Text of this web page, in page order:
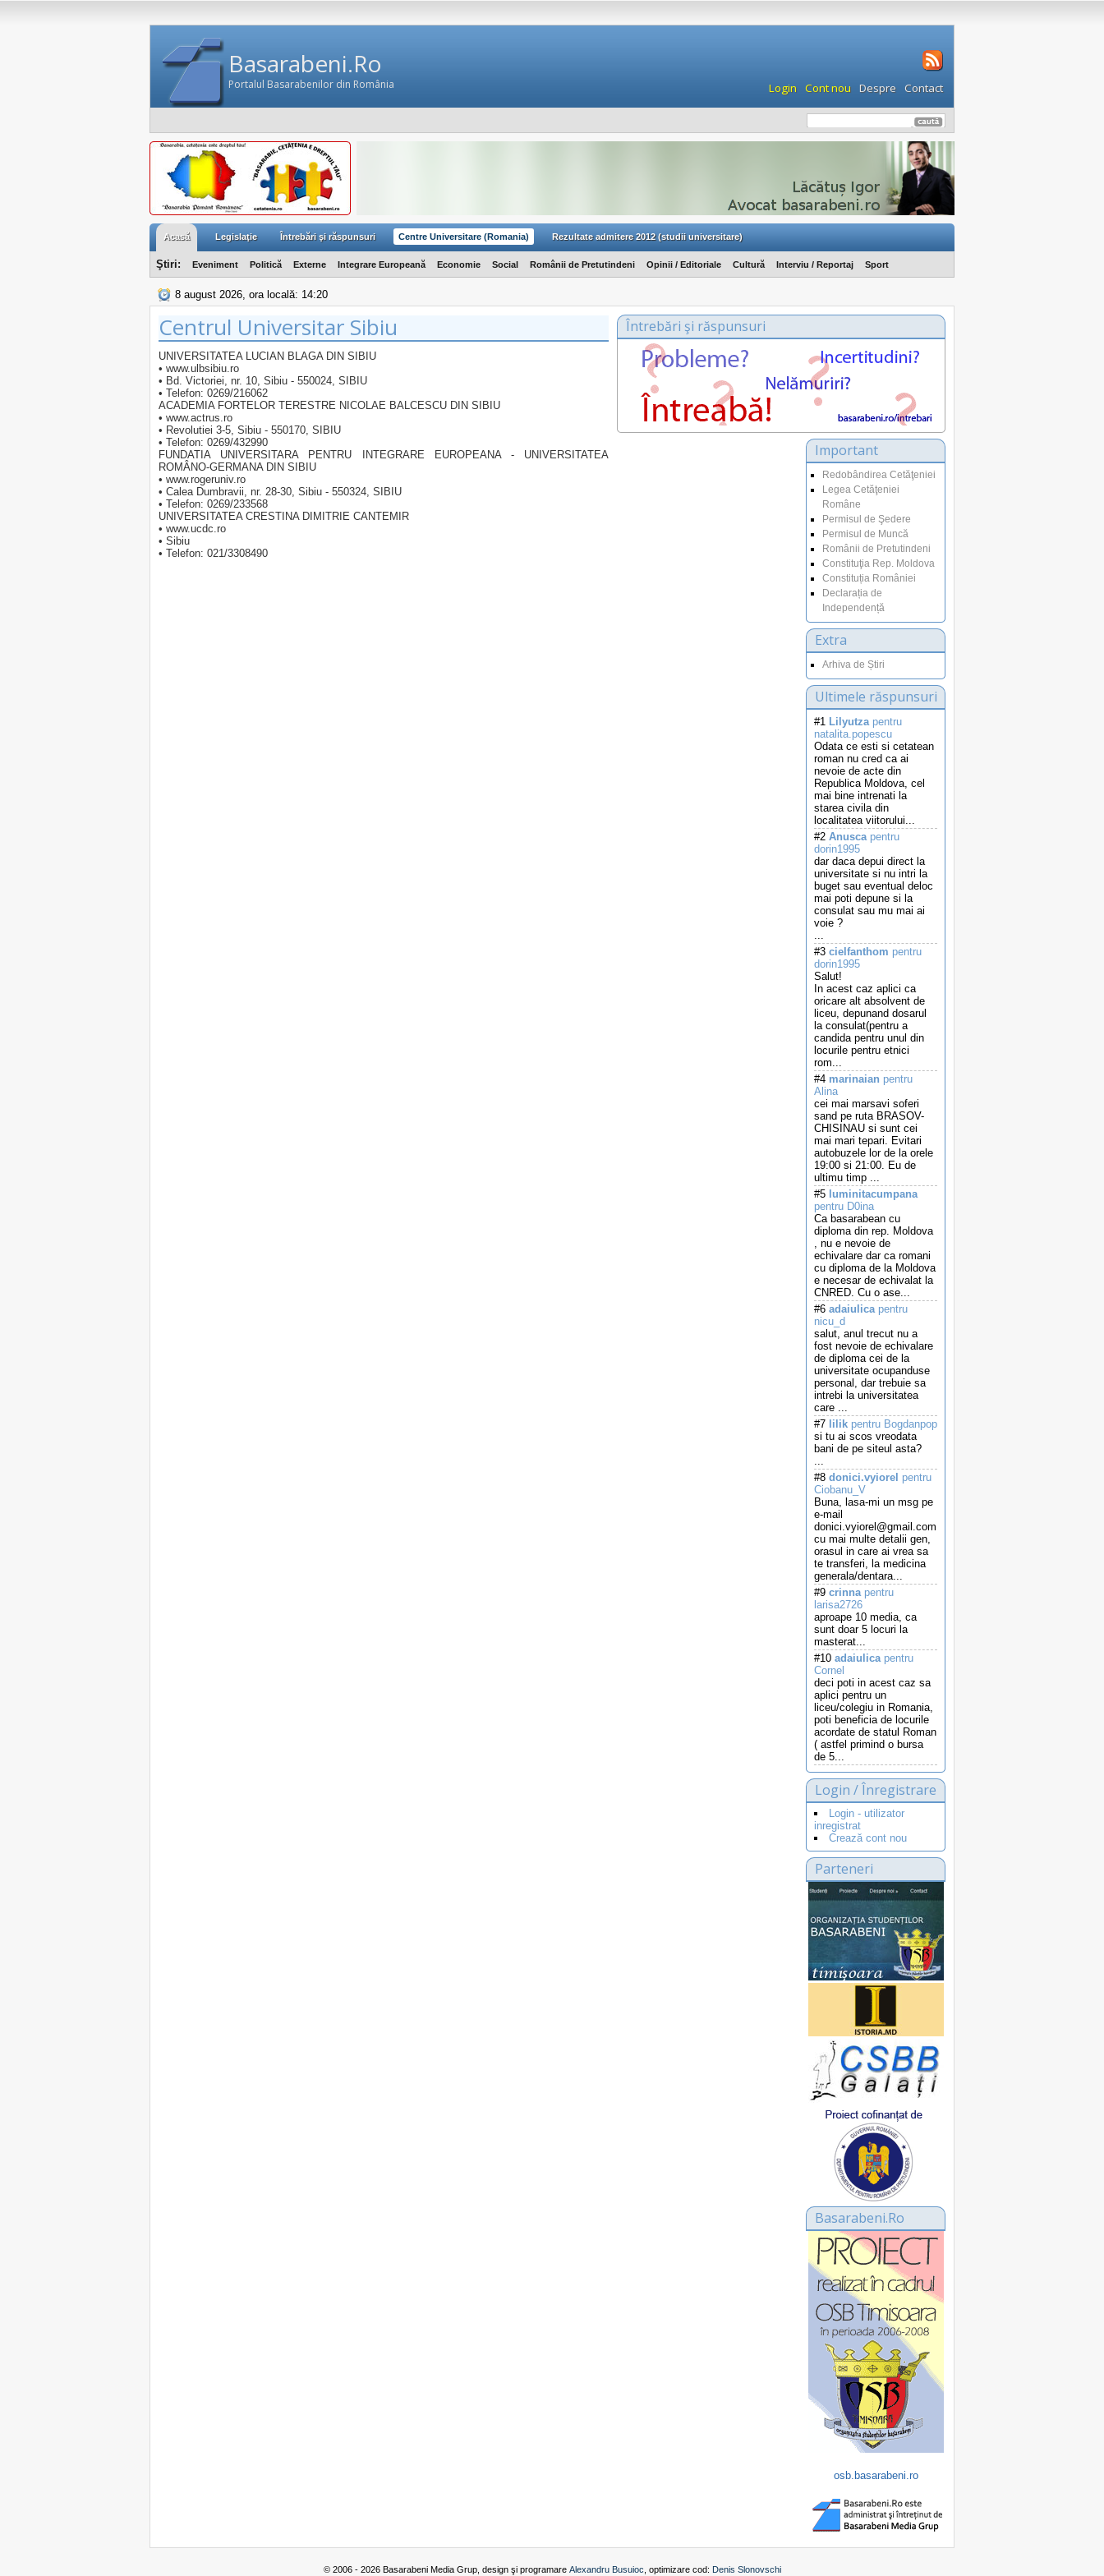
Basarabeni.Ro
Portalul Basarabenilor din România Login Cont nou Despre Contact
Acasă Legislaţie Întrebări şi răspunsuri Centre Universitare (Romania) Rezultate admitere 2012 (studii universitare)
Ştiri: Eveniment Politică Externe Integrare Europeană Economie Social Românii de Pretutindeni Opinii / Editoriale Cultură Interviu / Reportaj Sport
8 august 2026, ora locală: 14:20
Centrul Universitar Sibiu
UNIVERSITATEA LUCIAN BLAGA DIN SIBIU
• www.ulbsibiu.ro
• Bd. Victoriei, nr. 10, Sibiu - 550024, SIBIU
• Telefon: 0269/216062
ACADEMIA FORTELOR TERESTRE NICOLAE BALCESCU DIN SIBIU
• www.actrus.ro
• Revolutiei 3-5, Sibiu - 550170, SIBIU
• Telefon: 0269/432990
FUNDATIA UNIVERSITARA PENTRU INTEGRARE EUROPEANA - UNIVERSITATEA
ROMÂNO-GERMANA DIN SIBIU
• www.rogeruniv.ro
• Calea Dumbravii, nr. 28-30, Sibiu - 550324, SIBIU
• Telefon: 0269/233568
UNIVERSITATEA CRESTINA DIMITRIE CANTEMIR
• www.ucdc.ro
• Sibiu
• Telefon: 021/3308490
Întrebări şi răspunsuri
Important
Redobândirea Cetăţeniei
Legea Cetăţeniei
Române
Permisul de Şedere
Permisul de Muncă
Românii de Pretutindeni
Constituţia Rep. Moldova
Constituția României
Declarația de
Independență
Extra
Arhiva de Știri
Ultimele răspunsuri
#1 Lilyutzapentru
natalita.popescu
Odata ce esti si cetatean
roman nu cred ca ai
nevoie de acte din
Republica Moldova, cel
mai bine intrenati la
starea civila din
localitatea viitorului...
#2 Anuscapentru
dorin1995
dar daca depui direct la
universitate si nu intri la
buget sau eventual deloc
mai poti depune si la
consulat sau mu mai ai
voie ?
...
#3 cielfanthom pentru
dorin1995
Salut!
In acest caz aplici ca
oricare alt absolvent de
liceu, depunand dosarul
la consulat(pentru a
candida pentru unul din
locurile pentru etnici
rom...
#4 marinaian pentru
Alina
cei mai marsavi soferi
sand pe ruta BRASOV-
CHISINAU si sunt cei
mai mari tepari. Evitari
autobuzele lor de la orele
19:00 si 21:00. Eu de
ultimu timp ...
#5 luminitacumpana
pentru D0ina
Ca basarabean cu
diploma din rep. Moldova
, nu e nevoie de
echivalare dar ca romani
cu diploma de la Moldova
e necesar de echivalat la
CNRED. Cu o ase...
#6 adaiulicapentru
nicu_d
salut, anul trecut nu a
fost nevoie de echivalare
de diploma cei de la
universitate ocupanduse
personal, dar trebuie sa
intrebi la universitatea
care ...
#7 lilik pentru Bogdanpop
si tu ai scos vreodata
bani de pe siteul asta?
...
#8 donici.vyiorel pentru
Ciobanu_V
Buna, lasa-mi un msg pe
e-mail
donici.vyiorel@gmail.com
cu mai multe detalii gen,
orasul in care ai vrea sa
te transferi, la medicina
generala/dentara...
#9 crinnapentru
larisa2726
aproape 10 media, ca
sunt doar 5 locuri la
masterat...
#10 adaiulicapentru
Cornel
deci poti in acest caz sa
aplici pentru un
liceu/colegiu in Romania,
poti beneficia de locurile
acordate de statul Roman
( astfel primind o bursa
de 5...
Login / Înregistrare
Login - utilizator
inregistrat
Crează cont nou
Parteneri
Basarabeni.Ro
osb.basarabeni.ro
© 2006 - 2026 Basarabeni Media Grup, design şi programare Alexandru Busuioc , optimizare cod: Denis Slonovschi